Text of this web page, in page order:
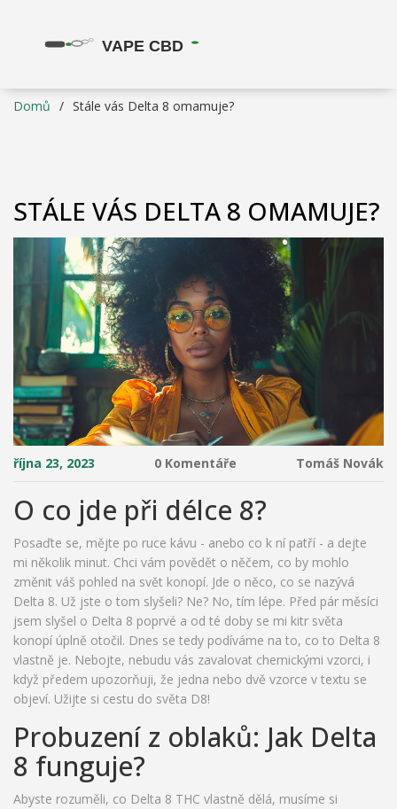
Domů Stále vás Delta 8 omamuje?
STÁLE VÁS DELTA 8 OMAMUJE?
října 23, 2023 0 Komentáře Tomáš Novák
O co jde při délce 8?
Posaďte se, mějte po ruce kávu - anebo co k ní patří - a dejte
mi několik minut. Chci vám povědět o něčem, co by mohlo
změnit váš pohled na svět konopí. Jde o něco, co se nazývá
Delta 8. Už jste o tom slyšeli? Ne? No, tím lépe. Před pár měsíci
jsem slyšel o Delta 8 poprvé a od té doby se mi kitr světa
konopí úplně otočil. Dnes se tedy podíváme na to, co to Delta 8
vlastně je. Nebojte, nebudu vás zavalovat chemickými vzorci, i
když předem upozorňuji, že jedna nebo dvě vzorce v textu se
objeví. Užijte si cestu do světa D8!
Probuzení z oblaků: Jak Delta
8 funguje?
Abyste rozuměli, co Delta 8 THC vlastně dělá, musíme si